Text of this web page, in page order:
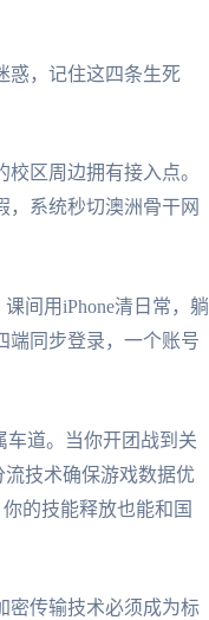
惑，记住这四条生死
区周边拥有接入点。
，系统秒切澳洲骨干网
间用iPhone清日常，躺
端同步登录，一个账号
道。当你开团战到关
技术确保游戏数据优
的技能释放也能和国
密传输技术必须成为标